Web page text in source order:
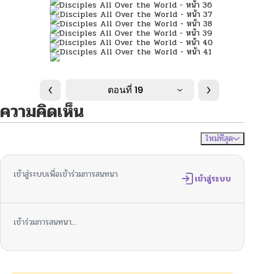
ตอนที่ 19
ความคิดเห็น
ใหม่ที่สุด
เข้าสู่ระบบเพื่อเข้าร่วมการสนทนา เข้าสู่ระบบ
เข้าร่วมการสนทนา...